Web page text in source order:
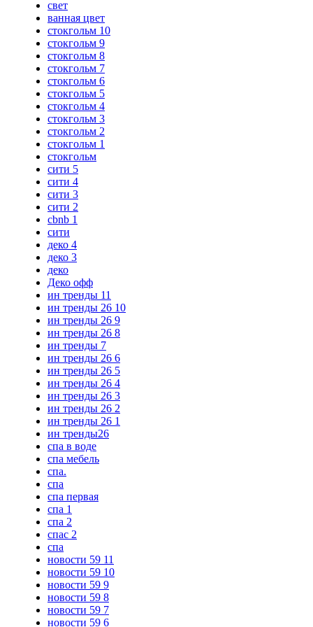
свет
ванная цвет
стокгольм 10
стокгольм 9
стокгольм 8
стокгольм 7
стокгольм 6
стокгольм 5
стокгольм 4
стокгольм 3
стокгольм 2
стокгольм 1
стокгольм
сити 5
сити 4
сити 3
сити 2
cbnb 1
сити
деко 4
деко 3
деко
Деко офф
ин тренды 11
ин тренды 26 10
ин тренды 26 9
ин тренды 26 8
ин тренды 7
ин тренды 26 6
ин тренды 26 5
ин тренды 26 4
ин тренды 26 3
ин тренды 26 2
ин тренды 26 1
ин тренды26
спа в воде
спа мебель
спа.
спа
спа первая
спа 1
спа 2
спас 2
спа
новости 59 11
новости 59 10
новости 59 9
новости 59 8
новости 59 7
новости 59 6